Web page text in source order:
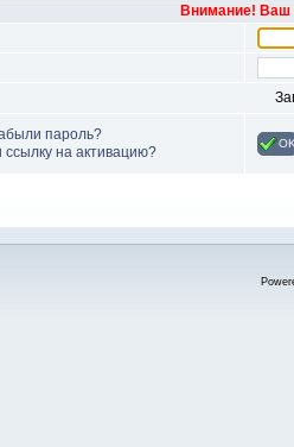
Внимание! Ваш
пароль?
ссылку на активацию?